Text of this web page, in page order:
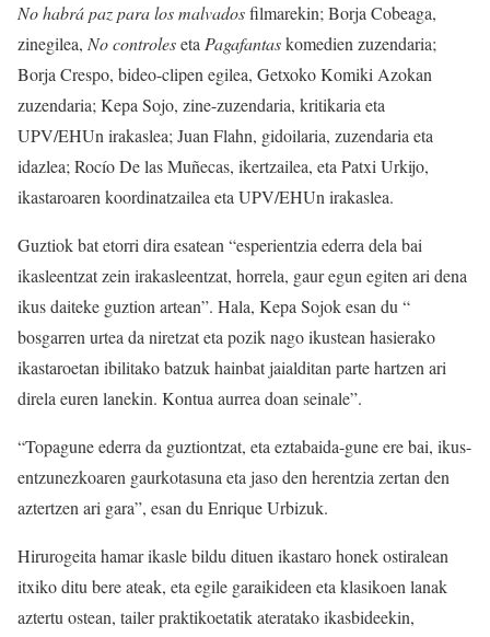
No habrá paz para los malvadosfilmarekin; Borja Cobeaga,
zinegilea, No controleseta Pagafantaskomedien zuzendaria;
Borja Crespo, bideo-clipen egilea, Getxoko Komiki Azokan
zuzendaria; Kepa Sojo, zine-zuzendaria, kritikaria eta
UPV/EHUn irakaslea; Juan Flahn, gidoilaria, zuzendaria eta
idazlea; Rocío De las Muñecas, ikertzailea, eta Patxi Urkijo,
ikastaroaren koordinatzailea eta UPV/EHUn irakaslea.
Guztiok bat etorri dira esatean “esperientzia ederra dela bai
ikasleentzat zein irakasleentzat, horrela, gaur egun egiten ari dena
ikus daiteke guztion artean”. Hala, Kepa Sojok esan du “
bosgarren urtea da niretzat eta pozik nago ikustean hasierako
ikastaroetan ibilitako batzuk hainbat jaialditan parte hartzen ari
direla euren lanekin. Kontua aurrea doan seinale”.
“Topagune ederra da guztiontzat, eta eztabaida-gune ere bai, ikus-
entzunezkoaren gaurkotasuna eta jaso den herentzia zertan den
aztertzen ari gara”, esan du Enrique Urbizuk.
Hirurogeita hamar ikasle bildu dituen ikastaro honek ostiralean
itxiko ditu bere ateak, eta egile garaikideen eta klasikoen lanak
aztertu ostean, tailer praktikoetatik ateratako ikasbideekin,